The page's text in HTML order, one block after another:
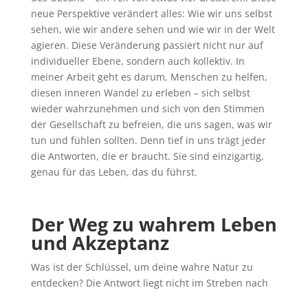
neue Perspektive verändert alles: Wie wir uns selbst
sehen, wie wir andere sehen und wie wir in der Welt
agieren. Diese Veränderung passiert nicht nur auf
individueller Ebene, sondern auch kollektiv. In
meiner Arbeit geht es darum, Menschen zu helfen,
diesen inneren Wandel zu erleben – sich selbst
wieder wahrzunehmen und sich von den Stimmen
der Gesellschaft zu befreien, die uns sagen, was wir
tun und fühlen sollten. Denn tief in uns trägt jeder
die Antworten, die er braucht. Sie sind einzigartig,
genau für das Leben, das du führst.
Der Weg zu wahrem Leben
und Akzeptanz
Was ist der Schlüssel, um deine wahre Natur zu
entdecken? Die Antwort liegt nicht im Streben nach